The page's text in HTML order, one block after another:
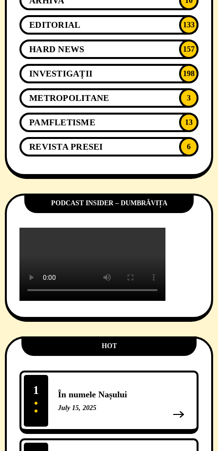
EDITORIAL 133
HARD NEWS 157
INVESTIGAȚII 198
METROPOLITANE 3
PAMFLETISME 13
REVISTA PRESEI 6
PODCAST INSIDER – DUMBRĂVIȚA
HOT
În numele Nașului
July 15, 2025
1